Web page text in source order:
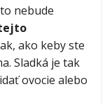
nebude
ako keby ste
Sladká je tak
ovocie alebo